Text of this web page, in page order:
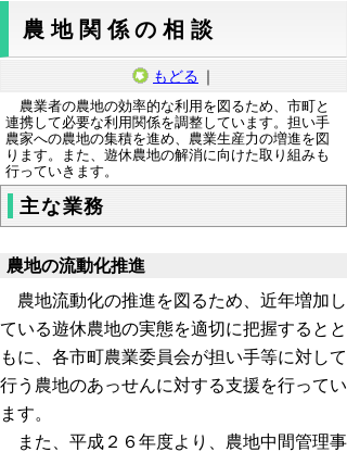
農地関係の相談
もどる ｜
農業者の農地の効率的な利用を図るため、市町と
連携して必要な利用関係を調整しています。担い手
農家への農地の集積を進め、農業生産力の増進を図
ります。また、遊休農地の解消に向けた取り組みも
行っていきます。
主な業務
農地の流動化推進
農地流動化の推進を図るため、近年増加し
ている遊休農地の実態を適切に把握するとと
もに、各市町農業委員会が担い手等に対して
行う農地のあっせんに対する支援を行ってい
ます。
また、平成２６年度より、農地中間管理事